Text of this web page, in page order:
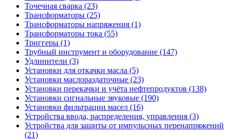
Точечная сварка (23)
Трансформаторы (25)
Трансформаторы напряжения (1)
Трансформаторы тока (55)
Триггеры (1)
Трубный инструмент и оборудование (147)
Удлинители (3)
Установки для откачки масла (5)
Установки маслораздаточные (23)
Установки перекачки и учёта нефтепродуктов (138)
Установки сигнальные звуковые (190)
Установки фильтрации масел (16)
Устройства ввода, распределения, управления (3)
Устройства для защиты от импульсных перенапряжений
(21)